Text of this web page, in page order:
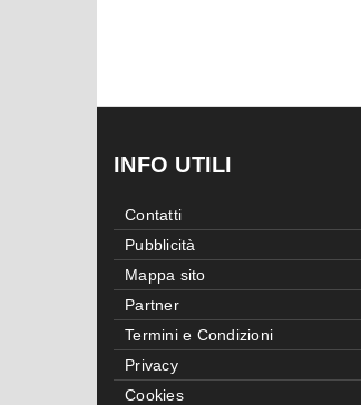
INFO UTILI
Contatti
Pubblicità
Mappa sito
Partner
Termini e Condizioni
Privacy
Cookies